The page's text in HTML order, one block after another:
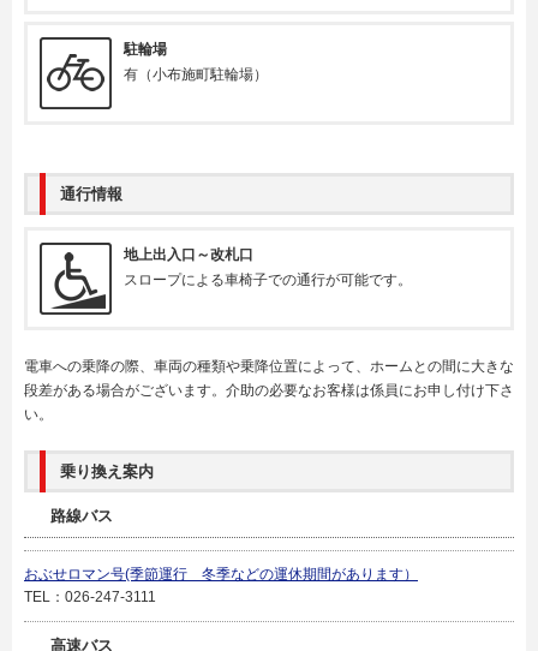
駐輪場
有（小布施町駐輪場）
通行情報
地上出入口～改札口
スロープによる車椅子での通行が可能です。
電車への乗降の際、車両の種類や乗降位置によって、ホームとの間に大きな
段差がある場合がございます。介助の必要なお客様は係員にお申し付け下さ
い。
乗り換え案内
路線バス
おぶせロマン号(季節運行 冬季などの運休期間があります）
TEL：026-247-3111
高速バス